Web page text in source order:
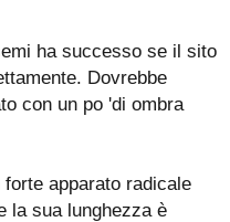
ha successo se il sito
Dovrebbe
con un po 'di ombra
apparato radicale
la sua lunghezza è